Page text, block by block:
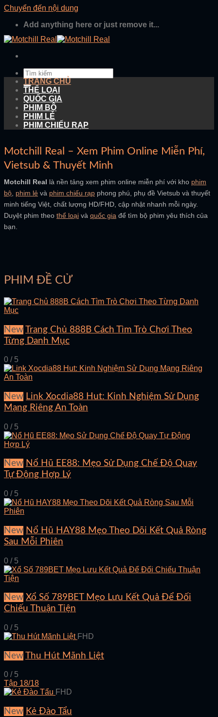
Chuyển đến nội dung
Add anything here or just remove it...
TRANG CHỦ
THỂ LOẠI
QUỐC GIA
PHIM BỘ
PHIM LẺ
PHIM CHIẾU RẠP
Motchill Real – Xem Phim Online Miễn Phí,
Vietsub & Thuyết Minh
Motchill Real là nền tảng xem phim online miễn phí với kho phim
bộ phim lẻ và phim chiếu rạp phong phú, phụ đề Vietsub và thuyết
minh tiếng Việt, chất lượng HD/FHD, cập nhật nhanh mỗi ngày.
Duyệt phim theo thể loại và quốc gia để tìm bộ phim yêu thích của
bạn.
PHIM ĐỀ CỬ
New Trang Chủ 888B Cách Tìm Trò Chơi Theo
Từng Danh Mục
0 / 5
New Link Xocdia88 Hut: Kinh Nghiệm Sử Dụng
Mạng Riêng An Toàn
0 / 5
New Nổ Hũ EE88: Mẹo Sử Dụng Chế Độ Quay
Tự Động Hợp Lý
0 / 5
New Nổ Hũ HAY88 Mẹo Theo Dõi Kết Quả Ròng
Sau Mỗi Phiên
0 / 5
New Xổ Số 789BET Mẹo Lưu Kết Quả Để Đối
Chiếu Thuận Tiện
0 / 5
FHD
New Thu Hút Mãnh Liệt
0 / 5
Tập 18/18
FHD
New Kẻ Đào Tẩu